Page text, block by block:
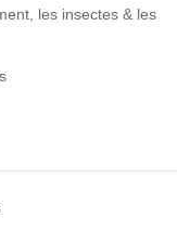
les insectes & les